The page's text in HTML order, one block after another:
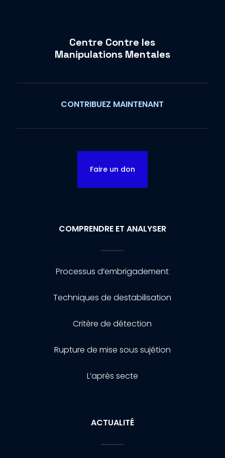
Centre Contre les
Manipulations Mentales
CONTRIBUEZ MAINTENANT
Faire un don
COMPRENDRE ET ANALYSER
Processus d’embrigadement
Techniques de destabilisation
Critère de détection
Rupture de mise sous sujétion
L’après secte
ACTUALITÉ